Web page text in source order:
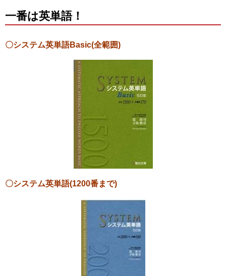
一番は英単語！
〇システム英単語Basic(全範囲)
〇システム英単語(1200番まで)